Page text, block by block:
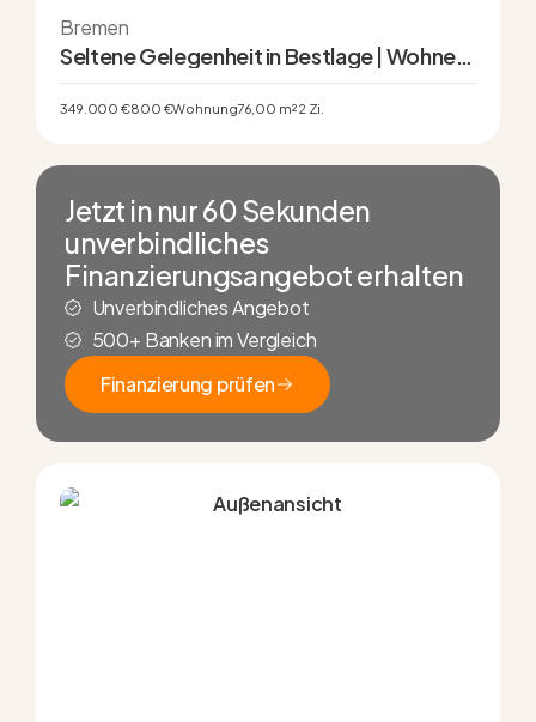
Bremen
Seltene Gelegenheit in Bestlage | Wohnen
349.000 €800 €Wohnung76,00 m²2 Zi.
Jetzt in nur 60 Sekunden
unverbindliches
Finanzierungsangebot erhalten
Unverbindliches Angebot
500+ Banken im Vergleich
Finanzierung prüfen